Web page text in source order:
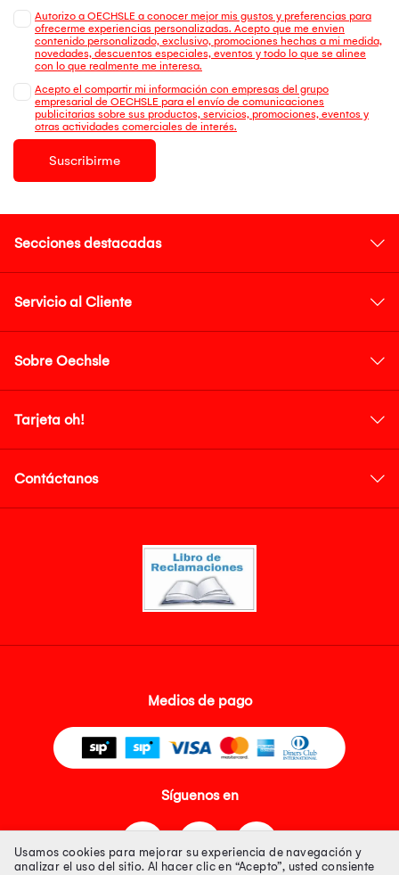
Autorizo a OECHSLE a conocer mejor mis gustos y preferencias para
ofrecerme experiencias personalizadas. Acepto que me envien
contenido personalizado, exclusivo, promociones hechas a mi medida,
novedades, descuentos especiales, eventos y todo lo que se alinee
con lo que realmente me interesa.
Acepto el compartir mi información con empresas del grupo
empresarial de OECHSLE para el envío de comunicaciones
publicitarias sobre sus productos, servicios, promociones, eventos y
otras actividades comerciales de interés.
Suscribirme
Secciones destacadas
Servicio al Cliente
Sobre Oechsle
Tarjeta oh!
Contáctanos
Medios de pago
Síguenos en
Usamos cookies para mejorar su experiencia de navegación y
analizar el uso del sitio. Al hacer clic en “Acepto”, usted consiente